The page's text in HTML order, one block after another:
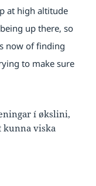
at high altitude
up there, so
now of finding
to make sure
í økslini,
kunna viska